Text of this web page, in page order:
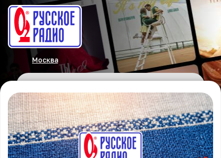
Москва